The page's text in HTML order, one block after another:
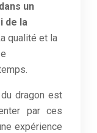
un
de la
qualité et la
dragon est
par ces
expérience